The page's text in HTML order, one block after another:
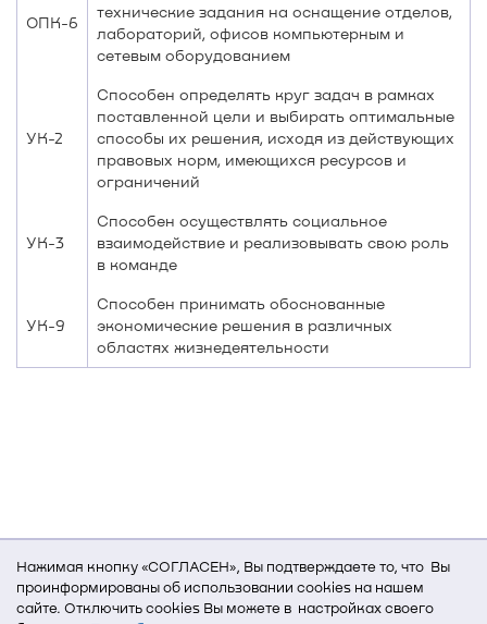
Нажимая кнопку «СОГЛАСЕН», Вы подтверждаете то, что Вы
проинформированы об использовании cookies на нашем
сайте. Отключить cookies Вы можете в настройках своего
ОПК-6
технические задания на оснащение отделов,
лабораторий, офисов компьютерным и
сетевым оборудованием
УК-2
Способен определять круг задач в рамках
поставленной цели и выбирать оптимальные
способы их решения, исходя из действующих
правовых норм, имеющихся ресурсов и
ограничений
УК-3
Способен осуществлять социальное
взаимодействие и реализовывать свою роль
в команде
УК-9
Способен принимать обоснованные
экономические решения в различных
областях жизнедеятельности